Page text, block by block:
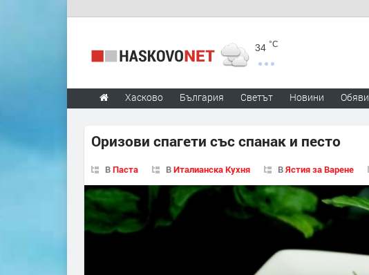
34 °C
Хасково България Светът Новини Обяви
Оризови спагети със спанак и песто
ВПаста ВИталианска Кухня ВЯстия за Варене